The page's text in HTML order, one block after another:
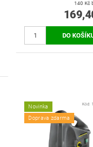
Novinka
Doprava zdarma
Kód: